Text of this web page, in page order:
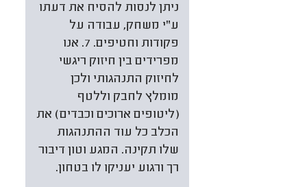
ניתן לנסות להסיח את דעתו
ע"י משחק, עבודה על
פקודות וחטיפים. 7. אנו
מפרידים בין חיזוק ריגשי
לחיזוק התנהגותי ולכן
מומלץ לחבק וללטף
(ליטופים ארוכים וכבדים) את
הכלב כל עוד ההתנהגות
שלו תקינה. המגע וטון דיבור
רך ורגוע יעניקו לו בטחון.